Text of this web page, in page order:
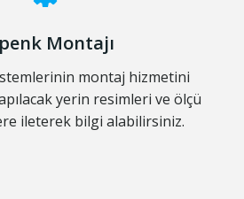
Montajı
montaj hizmetini
yerin resimleri ve ölçü
ileterek bilgi alabilirsiniz.